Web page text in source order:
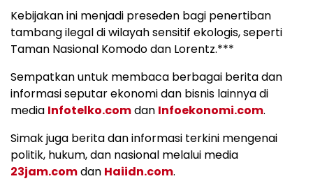
Kebijakan ini menjadi preseden bagi penertiban
tambang ilegal di wilayah sensitif ekologis, seperti
Taman Nasional Komodo dan Lorentz.***
Sempatkan untuk membaca berbagai berita dan
informasi seputar ekonomi dan bisnis lainnya di
media Infotelko.comdan Infoekonomi.com.
Simak juga berita dan informasi terkini mengenai
politik, hukum, dan nasional melalui media
23jam.comdan Haiidn.com.